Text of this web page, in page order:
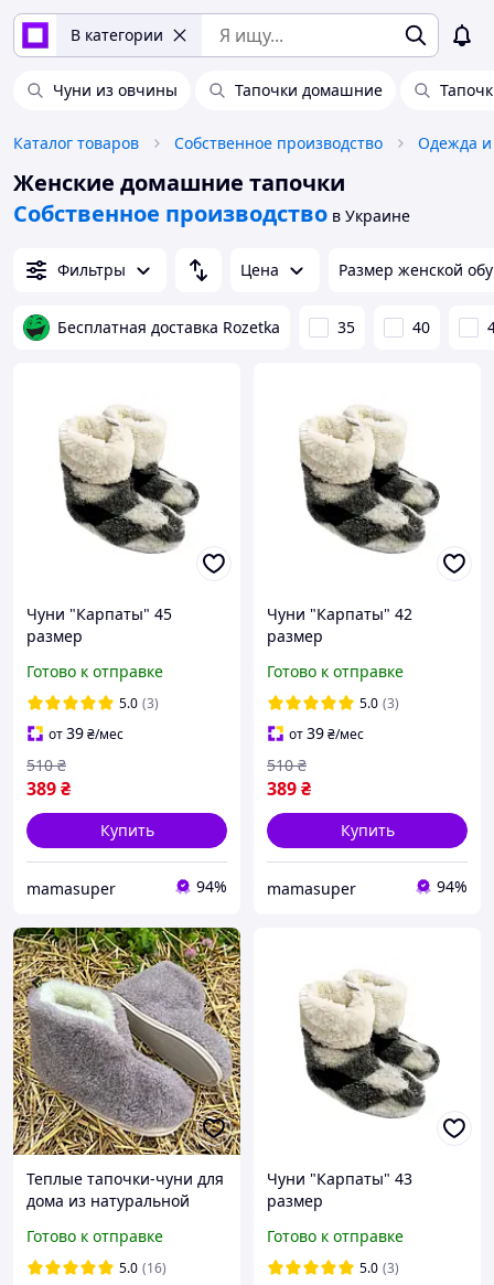
В категории
Чуни из овчины Тапочки домашние
Каталог товаров Собственное производство Одежда и
Женские домашние тапочки
Собственное производство в Украине
Фильтры Цена Размер женской
Бесплатная доставка Rozetka 35 40
Чуни "Карпаты" 45
размер
Готово к отправке
5.0 (3)
от39₴/мес
389₴
510 ₴
Купить
mamasuper 94%
Чуни "Карпаты" 42
размер
Готово к отправке
5.0 (3)
от39₴/мес
389₴
510 ₴
Купить
mamasuper 94%
Теплые тапочки-чуни для
дома из натуральной
45р.) Чуни из овечьей
шерсти
Готово к отправке
5.0 (16)
Чуни "Карпаты" 43
размер
Готово к отправке
5.0 (3)